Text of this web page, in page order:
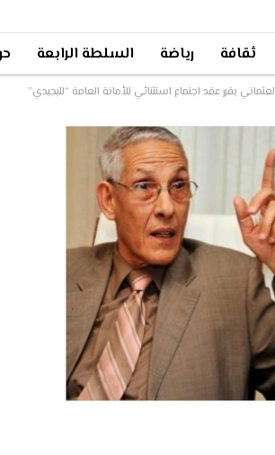
ثقافة رياضة السلطة الرابعة
يقرر عقد اجتماع استثنائي للأمانة العامة “للبجيدي”